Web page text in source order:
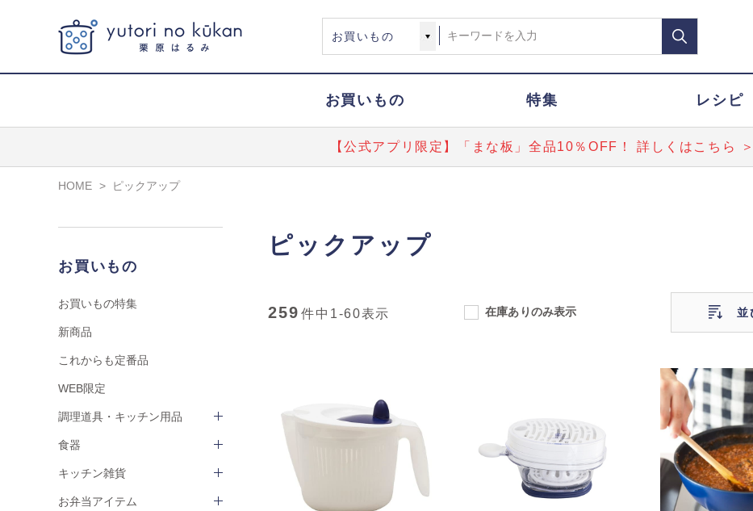
お買いもの 特集 レシピ
【公式アプリ限定】「まな板」全品10％OFF！ 詳しくはこちら ＞
HOME > ピックアップ
お買いもの
お買いもの特集
新商品
これからも定番品
WEB限定
調理道具・キッチン用品
食器
キッチン雑貨
お弁当アイテム
ピックアップ
259 件中 1-60表示 在庫ありのみ表示 並